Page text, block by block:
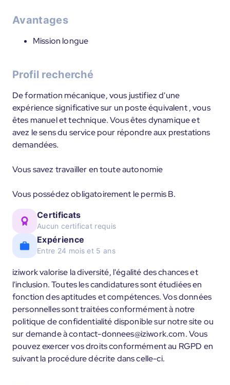
Avantages
Mission longue
Profil recherché
De formation mécanique, vous justifiez d'une
expérience significative sur un poste équivalent , vous
êtes manuel et technique. Vous êtes dynamique et
avez le sens du service pour répondre aux prestations
demandées.
Vous savez travailler en toute autonomie
Vous possédez obligatoirement le permis B.
Certificats
Aucun certificat requis
Expérience
Entre 24 mois et 5 ans
iziwork valorise la diversité, l'égalité des chances et
l'inclusion. Toutes les candidatures sont étudiées en
fonction des aptitudes et compétences. Vos données
personnelles sont traitées conformément à notre
politique de confidentialité disponible sur notre site ou
sur demande à contact-donnees@iziwork.com. Vous
pouvez exercer vos droits conformément au RGPD en
suivant la procédure décrite dans celle-ci.